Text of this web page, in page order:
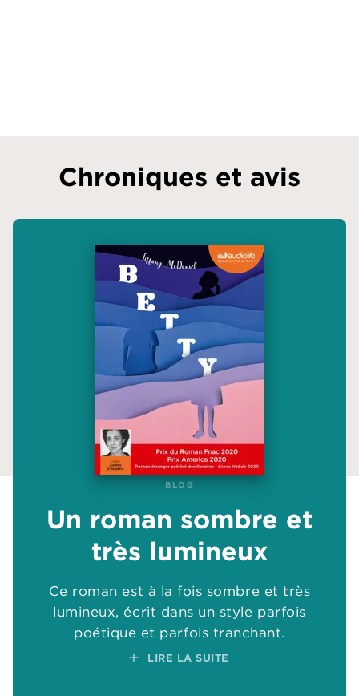
Chroniques et avis
add
BLOG
Un roman sombre et
très lumineux
Ce roman est à la fois sombre et très
lumineux, écrit dans un style parfois
poétique et parfois tranchant.
add LIRE LA SUITE
add
add
add
add
BLOG
Un roman sombre et
très lumineux
Ce roman est à la fois sombre et très
lumineux, écrit dans un style parfois
poétique et parfois tranchant.
add LIRE LA SUITE